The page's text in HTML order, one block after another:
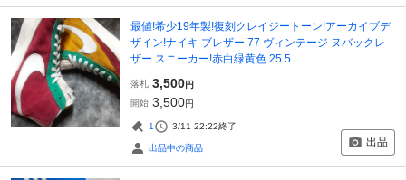
最値!希少19年製!復刻クレイジートーン!アーカイブデ
ザイン!ナイキ ブレザー 77 ヴィンテージ ヌバックレ
ザー スニーカー!赤白緑黄色 25.5
落札 3,500円
開始 3,500円
1 3/11 22:22終了
出品中の商品 出品